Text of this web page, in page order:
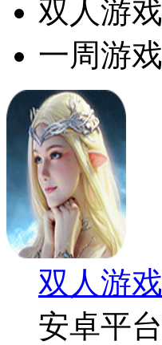
双人游戏
一周游
双人游戏
安卓平